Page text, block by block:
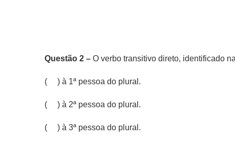
Questão 2 – O verbo transitivo direto, identificado
( ) à 1ª pessoa do plural.
( ) à 2ª pessoa do plural.
( ) à 3ª pessoa do plural.